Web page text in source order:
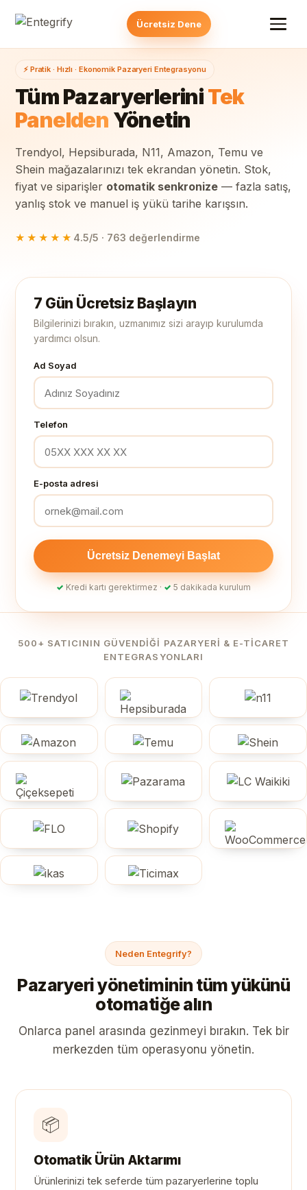
Ücretsiz Dene
⚡ Pratik · Hızlı · Ekonomik Pazaryeri Entegrasyonu
Tüm PazaryerleriniTek
Panelden Yönetin
Trendyol, Hepsiburada, N11, Amazon, Temu ve
Shein mağazalarınızı tek ekrandan yönetin. Stok,
fiyat ve siparişler otomatik senkronize — fazla satış,
yanlış stok ve manuel iş yükü tarihe karışsın.
★★★★★ 4.5/5 · 763 değerlendirme
7 Gün Ücretsiz Başlayın
Bilgilerinizi bırakın, uzmanımız sizi arayıp kurulumda
yardımcı olsun.
Ad Soyad
Telefon
E-posta adresi
Ücretsiz Denemeyi Başlat
✓ Kredi kartı gerektirmez · ✓ 5 dakikada kurulum
500+ SATICININ GÜVENDIĞI PAZARYERI & E-TICARET
ENTEGRASYONLARI
Neden Entegrify?
Pazaryeri yönetiminin tüm yükünü
otomatiğe alın
Onlarca panel arasında gezinmeyi bırakın. Tek bir
merkezden tüm operasyonu yönetin.
📦
Otomatik Ürün Aktarımı
Ürünlerinizi tek seferde tüm pazaryerlerine toplu